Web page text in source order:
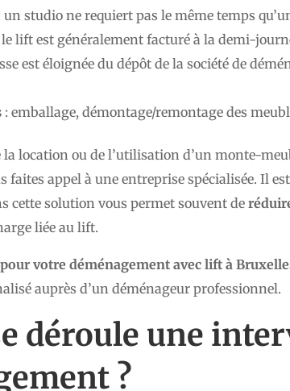
un studio ne requiert pas le même temps
le lift est généralement facturé à la demi-
est éloignée du dépôt de la société de
: emballage, démontage/remontage des
la location ou de l’utilisation d’un monte-
faites appel à une entreprise spécialisée. Il
cette solution vous permet souvent de
liée au lift.
votre déménagement avec lift à
auprès d’un déménageur professionnel.
déroule une
?